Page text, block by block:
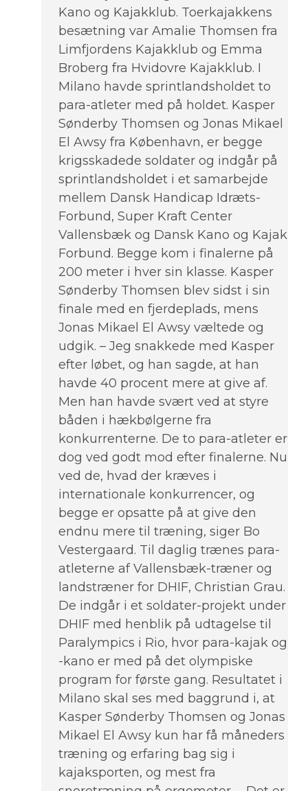
Kano og Kajakklub. Toerkajakkens
besætning var Amalie Thomsen fra
Limfjordens Kajakklub og Emma
Broberg fra Hvidovre Kajakklub. I
Milano havde sprintlandsholdet to
para-atleter med på holdet. Kasper
Sønderby Thomsen og Jonas Mikael
El Awsy fra København, er begge
krigsskadede soldater og indgår på
sprintlandsholdet i et samarbejde
mellem Dansk Handicap Idræts-
Forbund, Super Kraft Center
Vallensbæk og Dansk Kano og Kajak
Forbund. Begge kom i finalerne på
200 meter i hver sin klasse. Kasper
Sønderby Thomsen blev sidst i sin
finale med en fjerdeplads, mens
Jonas Mikael El Awsy væltede og
udgik. – Jeg snakkede med Kasper
efter løbet, og han sagde, at han
havde 40 procent mere at give af.
Men han havde svært ved at styre
båden i hækbølgerne fra
konkurrenterne. De to para-atleter er
dog ved godt mod efter finalerne. Nu
ved de, hvad der kræves i
internationale konkurrencer, og
begge er opsatte på at give den
endnu mere til træning, siger Bo
Vestergaard. Til daglig trænes para-
atleterne af Vallensbæk-træner og
landstræner for DHIF, Christian Grau.
De indgår i et soldater-projekt under
DHIF med henblik på udtagelse til
Paralympics i Rio, hvor para-kajak og
-kano er med på det olympiske
program for første gang. Resultatet i
Milano skal ses med baggrund i, at
Kasper Sønderby Thomsen og Jonas
Mikael El Awsy kun har få måneders
træning og erfaring bag sig i
kajaksporten, og mest fra